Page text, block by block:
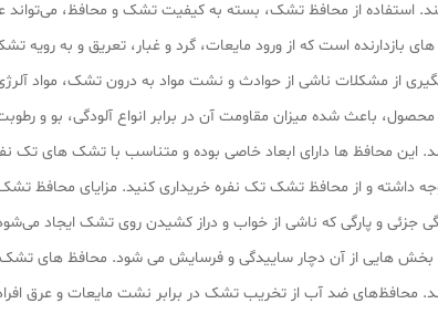
های بازدارنده است که از ورود مایعات، گرد و غبار، تعریق و به
از مشکلات ناشی از حوادث و نشت مواد به درون تشک، مواد
محصول، باعث شده میزان مقاومت آن در برابر انواع آلودگی، بو و
این محافظ‌ ها دارای ابعاد خاصی بوده و متناسب با تشک‌ های تک
توجه داشته و از محافظ تشک تک نفره خریداری کنید. مزایای
جزئی و پارگی که ناشی از خواب و دراز کشیدن روی تشک ایجاد
هایی از آن دچار ساییدگی و فرسایش می‌ شود. محافظ‌ های تشک،
محافظ‌های ضد آب از تخریب تشک در برابر نشت مایعات و عرق